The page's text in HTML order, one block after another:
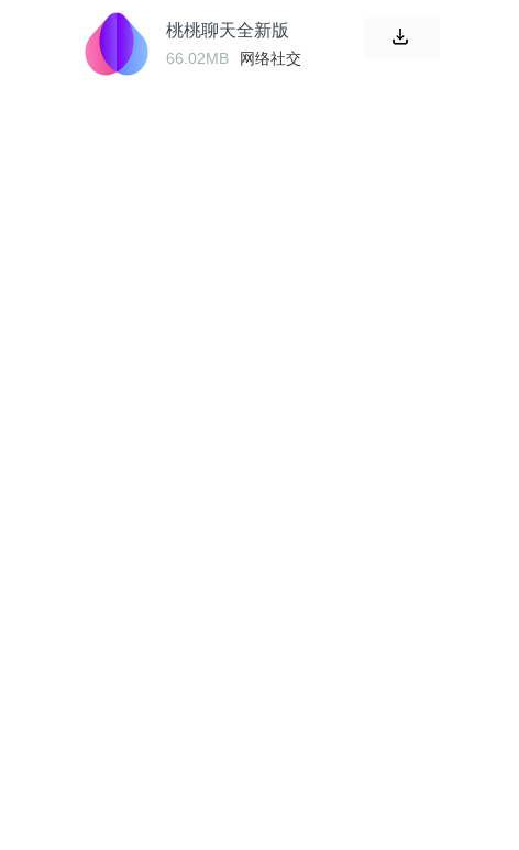
桃桃聊天全新版
66.02MB 网络社交